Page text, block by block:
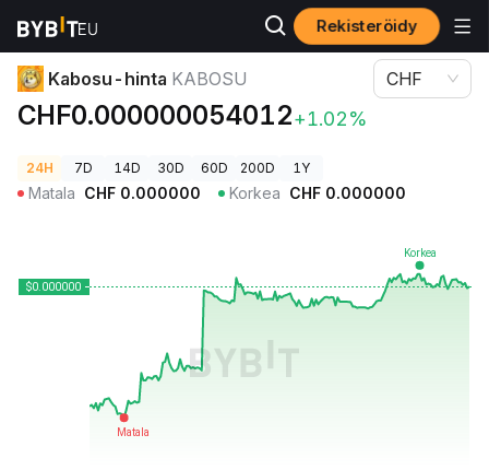
Rekisteröidy
Kryptohinnat
Kabosu-hinta KABOSU
CHF0.000000054012+1.02%
CHF
24H 7D 14D 30D 60D 200D 1Y
Matala CHF 0.000000 Korkea CHF 0.000000